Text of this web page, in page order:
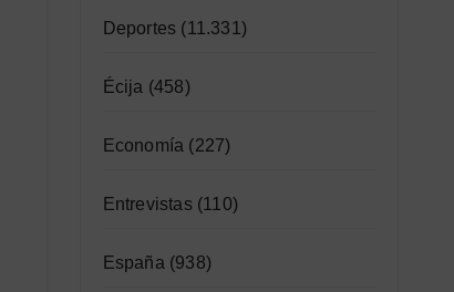
Deportes (11.331)
Écija (458)
Economía (227)
Entrevistas(110)
España (938)